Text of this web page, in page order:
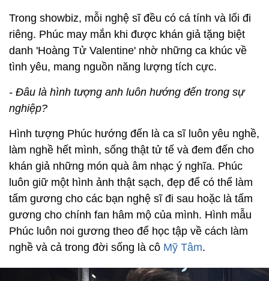
Trong showbiz, mỗi nghệ sĩ đều có cá tính và lối đi
riêng. Phúc may mắn khi được khán giả tặng biệt
danh 'Hoàng Tử Valentine' nhờ những ca khúc về
tình yêu, mang nguồn năng lượng tích cực.
- Đâu là hình tượng anh luôn hướng đến trong sự
nghiệp?
Hình tượng Phúc hướng đến là ca sĩ luôn yêu nghề,
làm nghề hết mình, sống thật tử tế và đem đến cho
khán giả những món quà âm nhạc ý nghĩa. Phúc
luôn giữ một hình ảnh thật sạch, đẹp để có thể làm
tấm gương cho các bạn nghệ sĩ đi sau hoặc là tấm
gương cho chính fan hâm mộ của mình. Hình mẫu
Phúc luôn noi gương theo để học tập về cách làm
nghề và cả trong đời sống là cô Mỹ Tâm.